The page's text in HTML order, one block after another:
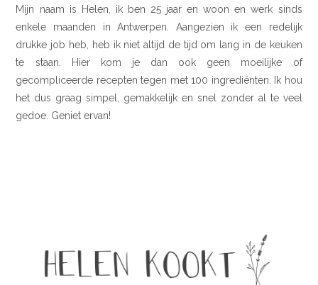
Mijn naam is Helen, ik ben 25 jaar en woon en werk sinds
enkele maanden in Antwerpen. Aangezien ik een redelijk
drukke job heb, heb ik niet altijd de tijd om lang in de keuken
te staan. Hier kom je dan ook geen moeilijke of
gecompliceerde recepten tegen met 100 ingrediënten. Ik hou
het dus graag simpel, gemakkelijk en snel zonder al te veel
gedoe. Geniet ervan!